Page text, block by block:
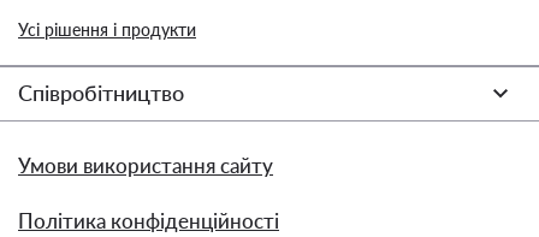
Усі рішення і продукти
Співробітництво
Умови використання сайту
Політика конфіденційності